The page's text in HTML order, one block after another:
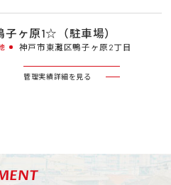
ヶ原1☆（駐車場）
神戸市東灘区鴨子ヶ原2丁目
管理実績詳細を見る